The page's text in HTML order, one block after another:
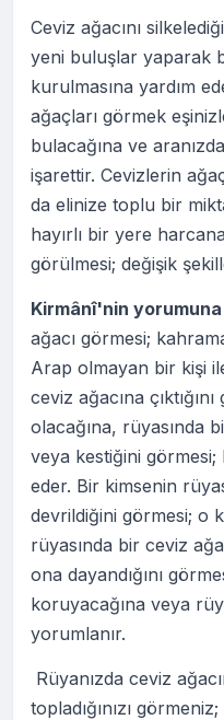
Ceviz ağacını
yeni buluşlar yaparak
kurulmasına yardım
ağaçları görmek
bulacağına ve
işarettir. Cevizlerin
da elinize toplu bir
hayırlı bir yere
görülmesi; değişik
Kirmânî'nin
ağacı görmesi;
Arap olmayan bir kişi
ceviz ağacına
olacağına, rüyasında
veya kestiğini
eder. Bir kimsenin
devrildiğini görmesi; o
rüyasında bir ceviz
ona dayandığını
koruyacağına veya
yorumlanır.
Rüyanızda ceviz
topladığınızı